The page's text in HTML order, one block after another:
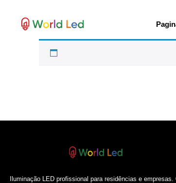
Iluminação LED profissional para residências e empresas.